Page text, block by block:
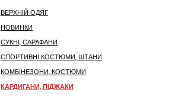
ВЕРХНІЙ ОДЯГ
НОВИНКИ
СУКНІ, САРАФАНИ
СПОРТИВНІ КОСТЮМИ, ШТАНИ
КОМБІНЕЗОНИ, КОСТЮМИ
КАРДИГАНИ, ПІДЖАКИ